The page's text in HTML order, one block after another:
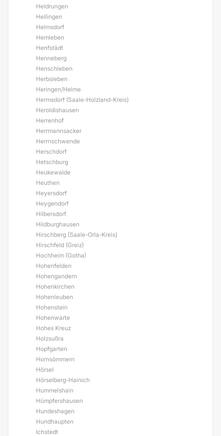
Heldrungen
Hellingen
Helmsdorf
Hemleben
Henfstädt
Henneberg
Henschleben
Herbsleben
Heringen/Helme
Hermsdorf (Saale-Holzland-Kreis)
Heroldishausen
Herrenhof
Herrmannsacker
Herrnschwende
Herschdorf
Hetschburg
Heukewalde
Heuthen
Heyersdorf
Heygendorf
Hilbersdorf
Hildburghausen
Hirschberg (Saale-Orla-Kreis)
Hirschfeld (Greiz)
Hochheim (Gotha)
Hohenfelden
Hohengandern
Hohenkirchen
Hohenleuben
Hohenstein
Hohenwarte
Hohes Kreuz
Holzsußra
Hopfgarten
Hornsömmern
Hörsel
Hörselberg-Hainich
Hummelshain
Hümpfershausen
Hundeshagen
Hundhaupten
Ichstedt